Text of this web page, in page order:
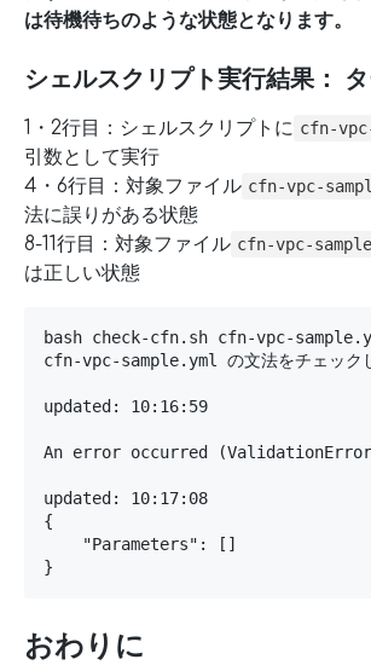
は待機待ちのような状態となります。
シェルスクリプト実行結果：
1・2行目：シェルスクリプトに cfn-
引数として実行
4・6行目：対象ファイル cfn-vpc-
法に誤りがある状態
8-11行目：対象ファイル cfn-vpc-
は正しい状態
bash check-
cfn-vpc-sample.yml の文法をチェック
updated: 10:16:59
An error occurred
updated: 10:17:08
{
    "Parameters": []
おわりに